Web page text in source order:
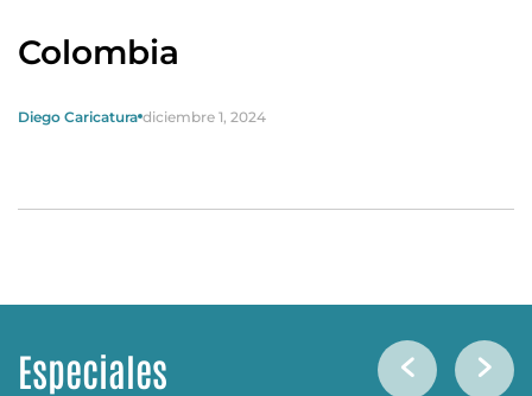
Colombia
Diego Caricatura diciembre 1, 2024
Especiales